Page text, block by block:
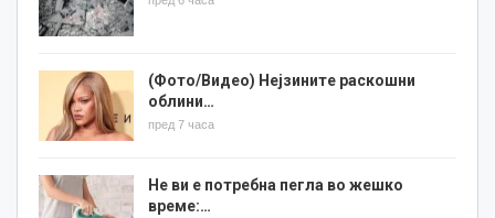
(Фото/Видео) Нејзините раскошни
облини…
пред 7 часа
Не ви е потребна пегла во жешко
време:…